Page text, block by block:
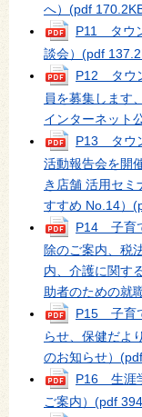
へ） (pdf
P11 タウ
談会） (pdf
P12 タウ
員を募集します
インターネット
P13 タウ
活動報告会を開
き店舗 活用セ
すすめ No.14）
P14 子育
除のご案内、税
内、介護に関す
助者のための就
P15 子育
らせ、保健だよ
のお知らせ）
P16 生涯
ご案内） (pdf